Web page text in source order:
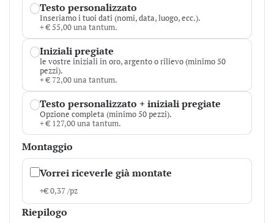
Testo personalizzato
Inseriamo i tuoi dati (nomi, data, luogo, ecc.).
+ € 55,00 una tantum.
Iniziali pregiate
le vostre iniziali in oro, argento o rilievo (minimo 50
pezzi).
+ € 72,00 una tantum.
Testo personalizzato + iniziali pregiate
Opzione completa (minimo 50 pezzi).
+ € 127,00 una tantum.
Montaggio
Vorrei riceverle già montate
+€0,37 /pz
Riepilogo